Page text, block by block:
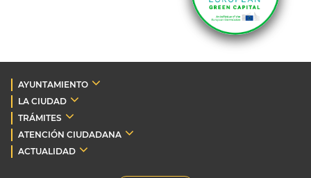
AYUNTAMIENTO
LA CIUDAD
TRÁMITES
ATENCIÓN CIUDADANA
ACTUALIDAD